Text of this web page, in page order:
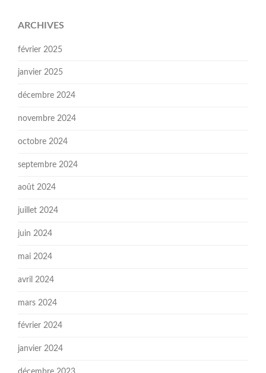
ARCHIVES
février 2025
janvier 2025
décembre 2024
novembre 2024
octobre 2024
septembre 2024
août 2024
juillet 2024
juin 2024
mai 2024
avril 2024
mars 2024
février 2024
janvier 2024